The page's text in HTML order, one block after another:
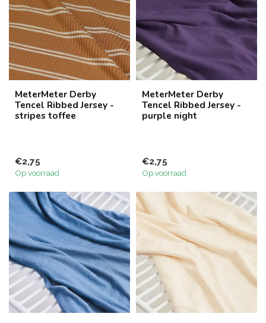
MeterMeter Derby
Tencel Ribbed Jersey -
stripes toffee
€2,75
Op voorraad
MeterMeter Derby
Tencel Ribbed Jersey -
purple night
€2,75
Op voorraad